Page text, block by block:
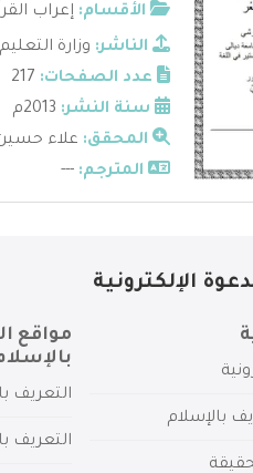
الأقسام: إعراب
الناشر: وزارة
عدد الصفحات:
سنة النشر:
المحقق: علاء
المترجم: ---
الإلكترونية
بالإسلام
مواقع
التعريف
التعريف